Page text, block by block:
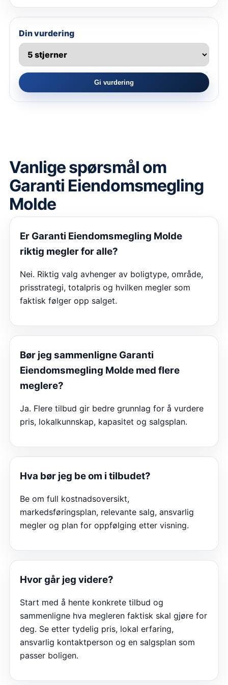
Din vurdering
Gi vurdering
Vanlige spørsmål om
Garanti Eiendomsmegling
Molde
Er Garanti Eiendomsmegling Molde
riktig megler for alle?
Nei. Riktig valg avhenger av boligtype, område,
prisstrategi, totalpris og hvilken megler som
faktisk følger opp salget.
Bør jeg sammenligne Garanti
Eiendomsmegling Molde med flere
meglere?
Ja. Flere tilbud gir bedre grunnlag for å vurdere
pris, lokalkunnskap, kapasitet og salgsplan.
Hva bør jeg be om i tilbudet?
Be om full kostnadsoversikt,
markedsføringsplan, relevante salg, ansvarlig
megler og plan for oppfølging etter visning.
Hvor går jeg videre?
Start med å hente konkrete tilbud og
sammenligne hva megleren faktisk skal gjøre for
deg. Se etter tydelig pris, lokal erfaring,
ansvarlig kontaktperson og en salgsplan som
passer boligen.